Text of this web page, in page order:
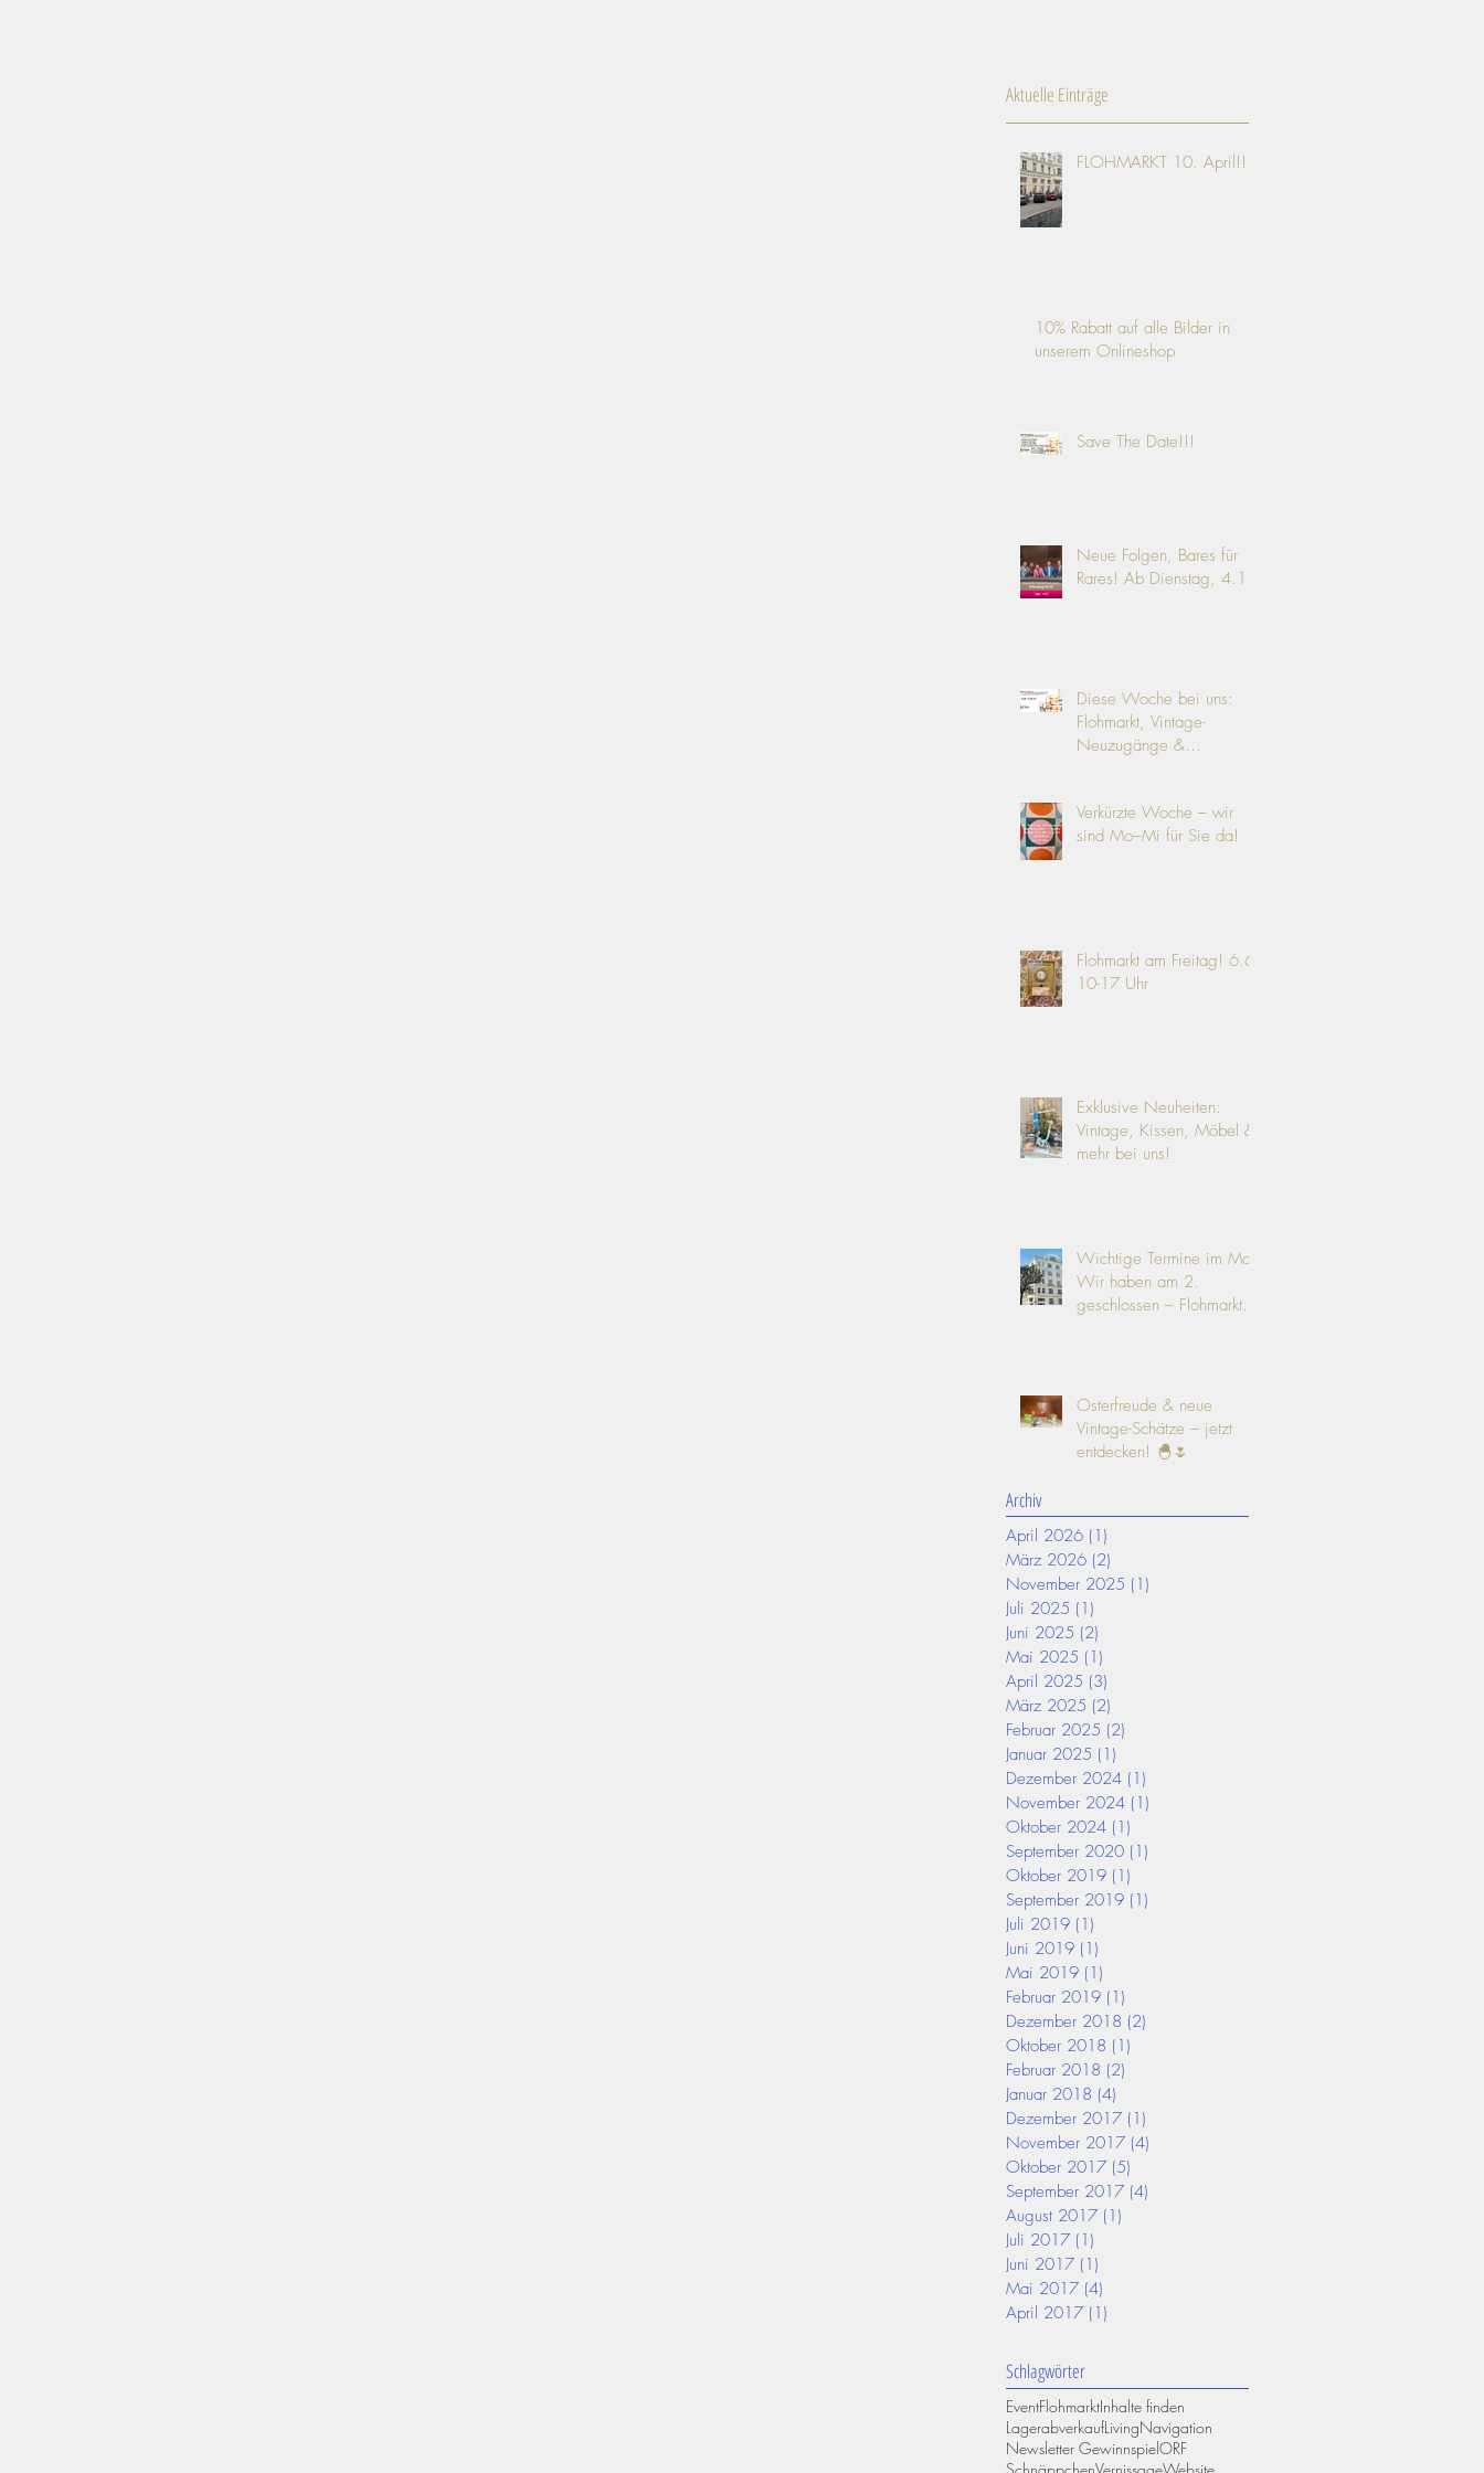
Aktuelle Einträge
FLOHMARKT 10. April!!!
10% Rabatt auf alle Bilder in
unserem Onlineshop
Save The Date!!!
Neue Folgen, Bares für
Rares! Ab Dienstag, 4.11.
Diese Woche bei uns:
Flohmarkt, Vintage-
Neuzugänge &
Verkürzte Woche – wir
sind Mo–Mi für Sie da!
Flohmarkt am Freitag! 6.6.
10-17 Uhr
Exklusive Neuheiten:
Vintage, Kissen, Möbel &
mehr bei uns!
Wichtige Termine im Mai:
Wir haben am 2.
geschlossen – Flohmarkt
Osterfreude & neue
Vintage-Schätze – jetzt
entdecken! 🐣🌷
Archiv
April 2026 (1)
März 2026 (2)
November 2025 (1)
Juli 2025 (1)
Juni 2025 (2)
Mai 2025 (1)
April 2025 (3)
März 2025 (2)
Februar 2025 (2)
Januar 2025 (1)
Dezember 2024 (1)
November 2024 (1)
Oktober 2024 (1)
September 2020 (1)
Oktober 2019 (1)
September 2019 (1)
Juli 2019 (1)
Juni 2019 (1)
Mai 2019 (1)
Februar 2019 (1)
Dezember 2018 (2)
Oktober 2018 (1)
Februar 2018 (2)
Januar 2018 (4)
Dezember 2017 (1)
November 2017 (4)
Oktober 2017 (5)
September 2017 (4)
August 2017 (1)
Juli 2017 (1)
Juni 2017 (1)
Mai 2017 (4)
April 2017 (1)
Schlagwörter
EventFlohmarktInhalte finden
LagerabverkaufLivingNavigation
Newsletter GewinnspielORF